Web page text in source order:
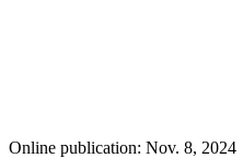
Online publication: Nov. 8, 2024